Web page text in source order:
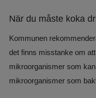
När du måste koka
Kommunen
det finns misstanke om
mikroorganismer som
mikroorganismer som